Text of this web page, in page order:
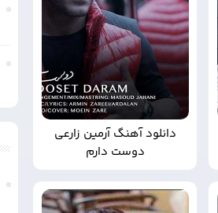
دانلود آهنگ آرمین زارعی
دوست دارم